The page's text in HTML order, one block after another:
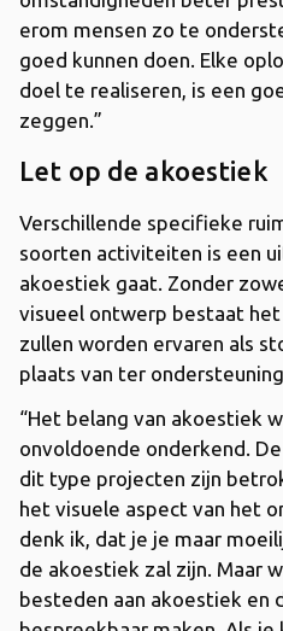
erom mensen zo te
goed kunnen doen. Elke
doel te realiseren, is een
zeggen.”
Let op de akoestiek
Verschillende specifieke
soorten activiteiten is een
akoestiek gaat. Zonder
visueel ontwerp bestaat
zullen worden ervaren als
plaats van ter
“Het belang van akoestiek
onvoldoende onderkend.
dit type projecten zijn
het visuele aspect van het
denk ik, dat je je maar
de akoestiek zal zijn. Maar
besteden aan akoestiek en